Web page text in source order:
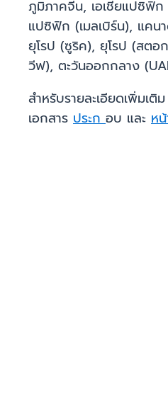
ภูมิภาคจีน, เอเชียแปซิฟิก
แปซิฟิก (เมลเบิร์น), แคน
ยุโรป (ซูริค), ยุโรป (สตอ
วีฟ), ตะวันออกกลาง
สำหรับรายละเอียดเพิ่มเติ
เอกสาร ประกอบ และ ห